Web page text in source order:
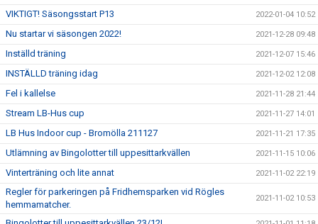
VIKTIGT! Säsongsstart P13 2022-01-04 10:52
Nu startar vi säsongen 2022! 2021-12-28 09:48
Inställd träning 2021-12-07 15:46
INSTÄLLD träning idag 2021-12-02 12:08
Fel i kallelse 2021-11-28 21:44
Stream LB-Hus cup 2021-11-27 14:01
LB Hus Indoor cup - Bromölla 211127 2021-11-21 17:35
Utlämning av Bingolotter till uppesittarkvällen 2021-11-15 10:06
Vinterträning och lite annat 2021-11-02 22:19
Regler för parkeringen på Fridhemsparken vid Rögles
hemmamatcher.
2021-11-02 10:53